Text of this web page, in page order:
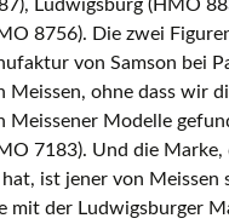
Ludwigsburg (HMO
8756). Die zwei
von Samson bei
Meissen, ohne dass wir
Meissener Modelle
7183). Und die Marke,
ist jener von Meissen
mit der Ludwigsburger